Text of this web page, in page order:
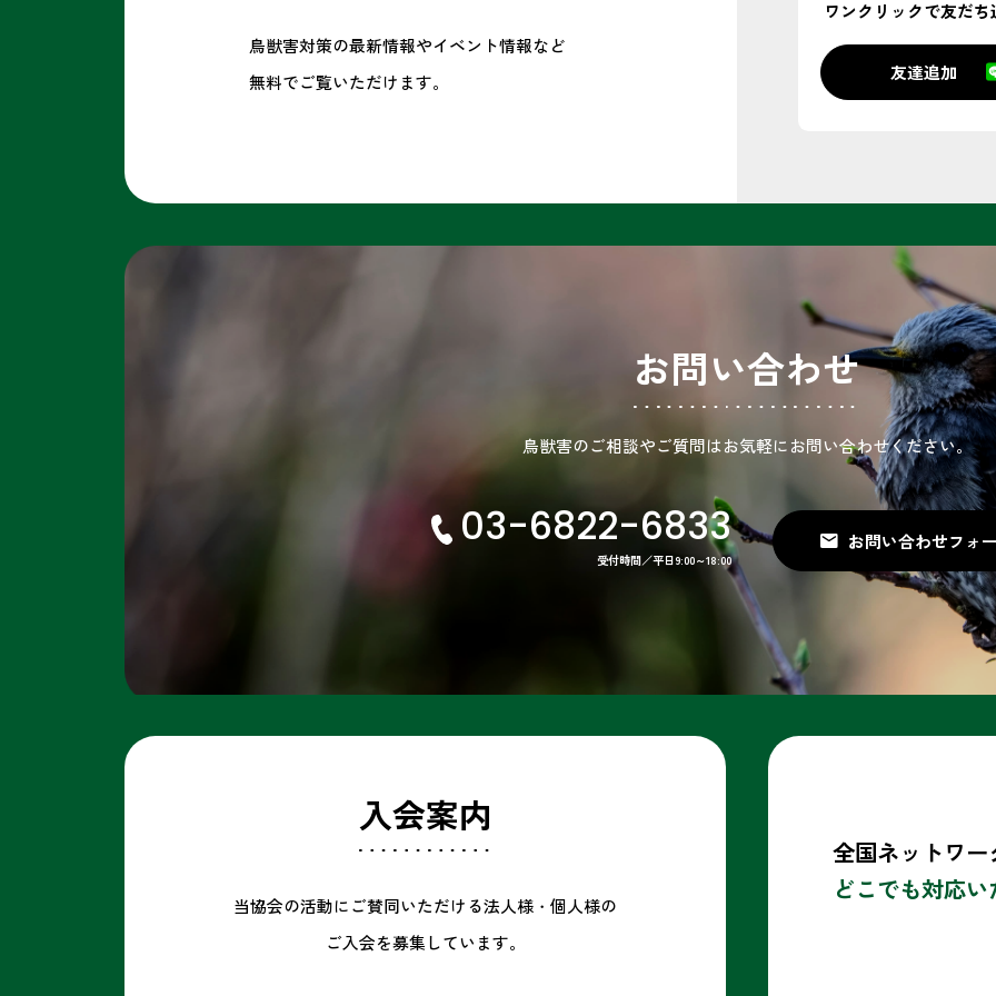
鳥獣害対策の最新情報やイベント情報など
無料でご覧いただけます。
ワンクリックで友だち
友達追加
お問い合わせ
鳥獣害のご相談やご質問はお気軽にお問い合わせください。
03-6822-6833
受付時間／平日9:00～18:00
お問い合わせ
入会案内
当協会の活動にご賛同いただける法人様・個人様の
ご入会を募集しています。
全国ネットワー
どこでも対応